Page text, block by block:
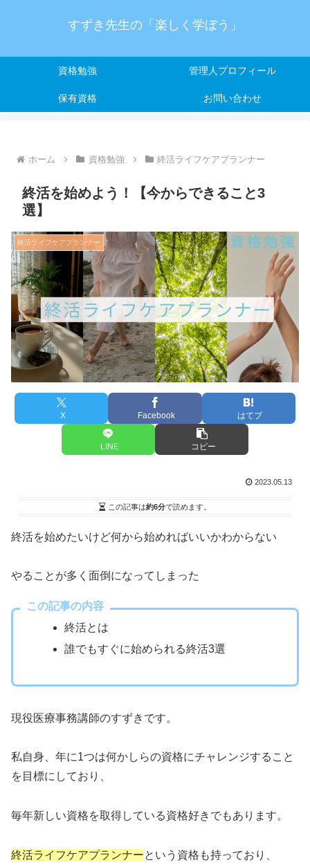
すずき先生の「楽しく学ぼう」
資格勉強 管理人プロフィール
保有資格 お問い合わせ
ホーム 資格勉強 終活ライフケアプランナー
終活を始めよう！【今からできること3
選】
終活ライフケアプランナー
X Facebook はてブ
LINE コピー
2023.05.13
この記事は約6分で読めます。
終活を始めたいけど何から始めればいいかわからない
やることが多く面倒になってしまった
この記事の内容
終活とは
誰でもすぐに始められる終活3選
現役医療事務講師のすずきです。
私自身、年に1つは何かしらの資格にチャレンジすること
を目標にしており、
毎年新しい資格を取得している資格好きでもあります。
終活ライフケアプランナーという資格も持っており、